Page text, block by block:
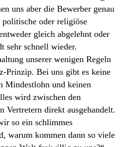
uns aber die Bewerber genau
oder religiöse
gleich abgelehnt oder
sehr schnell wieder.
unserer wenigen Regeln
Prinzip. Bei uns gibt es keine
Mindestlohn und keinen
wird zwischen den
Vertretern direkt ausgehandelt.
so ein schlimmes
warum kommen dann so viele